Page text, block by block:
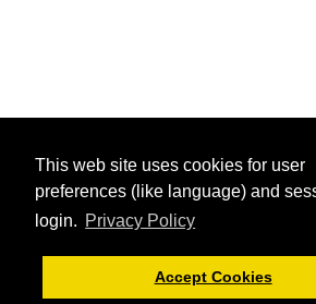
This web site uses cookies for user
preferences (like language) and
login. Privacy Policy
Accept Cookies